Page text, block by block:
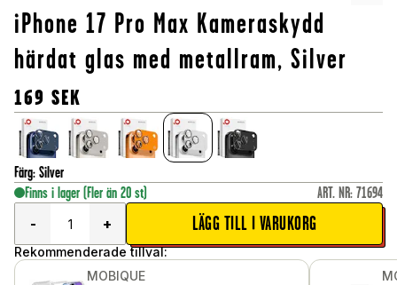
iPhone 17 Pro Max Kameraskydd
härdat glas med metallram, Silver
169 SEK
Färg: Silver
Finns i lager (Fler än 20 st) ART. NR: 71694
-
+ LÄGG TILL I VARUKORG
Rekommenderade tillval:
MOBIQUE